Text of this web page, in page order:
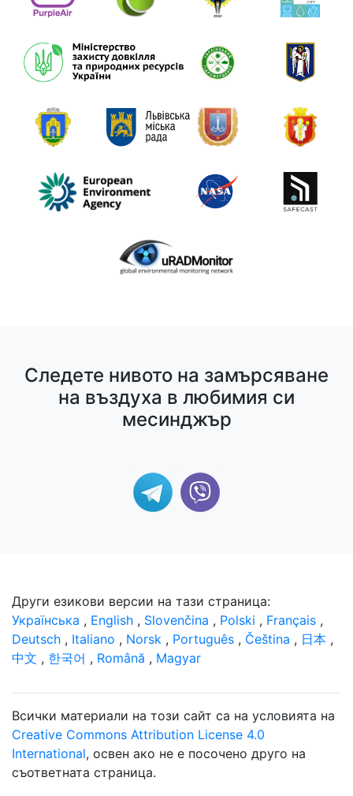
Следете нивото на замърсяване
на въздуха в любимия си
месинджър
Други езикови версии на тази страница:
Українська , English , Slovenčina , Polski , Français ,
Deutsch , Italiano , Norsk , Português , Čeština , 日本 ,
中文 , 한국어 , Română , Magyar
Всички материали на този сайт са на условията на
Creative Commons Attribution License 4.0
International, освен ако не е посочено друго на
съответната страница.